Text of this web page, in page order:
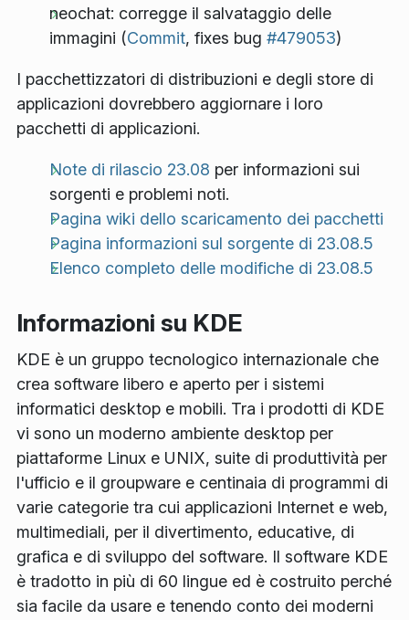
neochat: corregge il salvataggio delle
immagini (Commit, fixes bug #479053)
I pacchettizzatori di distribuzioni e degli store di
applicazioni dovrebbero aggiornare i loro
pacchetti di applicazioni.
Note di rilascio 23.08 per informazioni sui
sorgenti e problemi noti.
Pagina wiki dello scaricamento dei pacchetti
Pagina informazioni sul sorgente di 23.08.5
Elenco completo delle modifiche di 23.08.5
Informazioni su KDE
KDE è un gruppo tecnologico internazionale che
crea software libero e aperto per i sistemi
informatici desktop e mobili. Tra i prodotti di KDE
vi sono un moderno ambiente desktop per
piattaforme Linux e UNIX, suite di produttività per
l'ufficio e il groupware e centinaia di programmi di
varie categorie tra cui applicazioni Internet e web,
multimediali, per il divertimento, educative, di
grafica e di sviluppo del software. Il software KDE
è tradotto in più di 60 lingue ed è costruito perché
sia facile da usare e tenendo conto dei moderni